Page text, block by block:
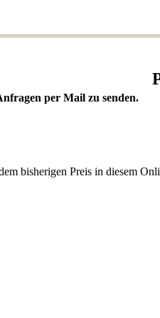
per Mail zu senden.
bisherigen Preis in diesem